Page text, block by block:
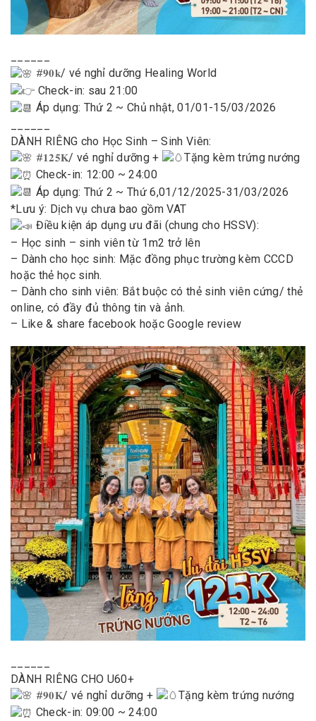
#𝟗𝟎𝐤/ vé nghỉ dưỡng Healing World
Check-in: sau 21:00
Áp dụng: Thứ 2 ~ Chủ nhật, 01/01-15/03/2026
DÀNH RIÊNG cho Học Sinh – Sinh Viên:
#𝟏𝟐𝟓𝐊/ vé nghỉ dưỡng +
Tặng kèm trứng nướng
Check-in: 12:00 ~ 24:00
Áp dụng: Thứ 2 ~ Thứ 6,01/12/2025-31/03/2026
*Lưu ý: Dịch vụ chưa bao gồm VAT
Điều kiện áp dụng ưu đãi (chung cho HSSV):
– Học sinh – sinh viên từ 1m2 trở lên
– Dành cho học sinh: Mặc đồng phục trường kèm CCCD
hoặc thẻ học sinh.
– Dành cho sinh viên: Bắt buộc có thẻ sinh viên cứng/ thẻ
online, có đầy đủ thông tin và ảnh.
– Like & share facebook hoặc Google review
DÀNH RIÊNG CHO U60+
#𝟗𝟎𝐊/ vé nghỉ dưỡng +
Tặng kèm trứng nướng
Check-in: 09:00 ~ 24:00